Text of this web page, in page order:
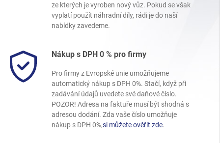
ze kterých je vyroben nový vůz. Pokud se však
vyplatí použít náhradní díly, rádi je do naší
nabídky zavedeme.
Nákup s DPH 0 % pro firmy
Pro firmy z Evropské unie umožňujeme
automatický nákup s DPH 0%. Stačí, když při
zadávání údajů uvedete své daňové číslo.
POZOR! Adresa na faktuře musí být shodná s
adresou dodání. Zda vaše číslo umožňuje
nákup s DPH 0%,si můžete ověřit zde.